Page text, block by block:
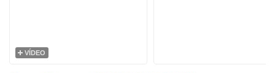
VÍDEO